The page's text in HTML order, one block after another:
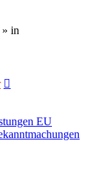
» in
EU